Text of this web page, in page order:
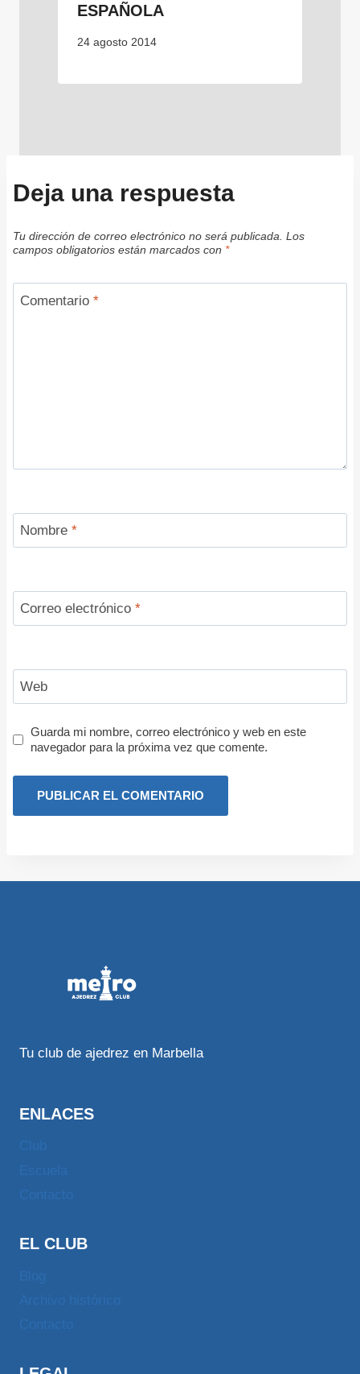
ESPAÑOLA
24 agosto 2014
Deja una respuesta
Tu dirección de correo electrónico no será publicada. Los
campos obligatorios están marcados con *
Comentario *
Nombre *
Correo electrónico *
Web
Guarda mi nombre, correo electrónico y web en este
navegador para la próxima vez que comente.
Tu club de ajedrez en Marbella
ENLACES
EL CLUB